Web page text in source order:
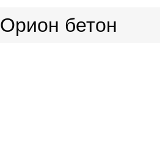
Орион бетон